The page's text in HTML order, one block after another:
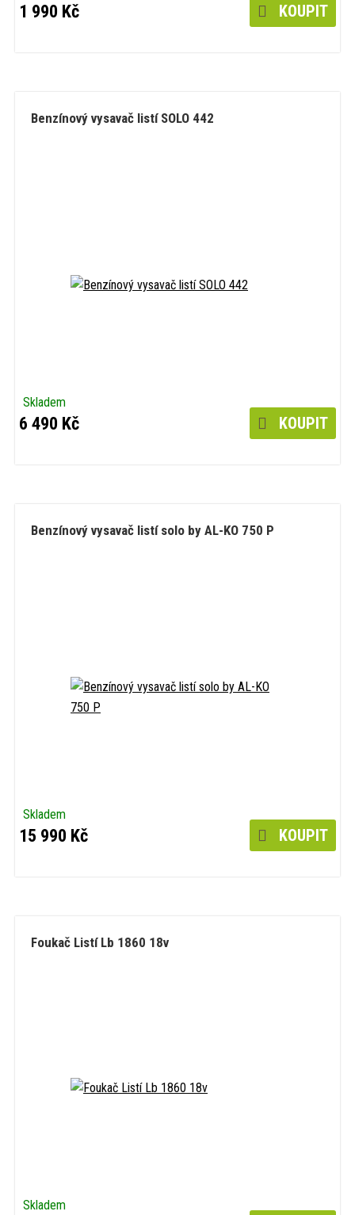
1 990 Kč KOUPIT
Benzínový vysavač listí SOLO 442
Skladem
6 490 Kč KOUPIT
Benzínový vysavač listí solo by AL-KO 750 P
Skladem
15 990 Kč KOUPIT
Foukač Listí Lb 1860 18v
Skladem